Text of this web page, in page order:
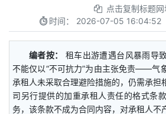
点击复制标题网
时间： 2026-07-05 16:04:52
编者按：
租车出游遭遇台风暴雨导
不能仅以“不可抗力”为由主张免责——气
承租人未采取合理避险措施的，仍需承担
司另行提供的加重承租人责任的格式条
务，该条款不成为合同内容，对承租人不